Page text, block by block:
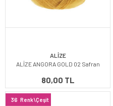
ALİZE
ALİZE ANGORA GOLD 02 Safran
80,00 TL
36 Renk\Çeşit